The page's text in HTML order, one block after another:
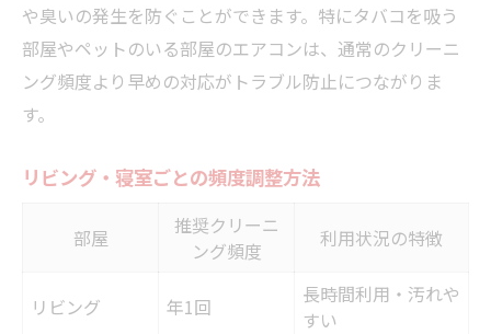
や臭いの発生を防ぐことができます。特にタバコを吸う
部屋やペットのいる部屋のエアコンは、通常のクリーニ
ング頻度より早めの対応がトラブル防止につながりま
す。
リビング・寝室ごとの頻度調整方法
部屋
推奨クリーニ
ング頻度
利用状況の特徴
リビング 年1回
長時間利用・汚れや
すい